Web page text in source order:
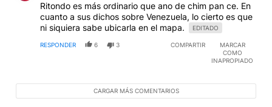
Ritondo es más ordinario que ano de chim pan ce. En
cuanto a sus dichos sobre Venezuela, lo cierto es que
ni siquiera sabe ubicarla en el mapa.
EDITADO
RESPONDER 6 3 COMPARTIR
MARCAR
COMO
INAPROPIADO
CARGAR MÁS COMENTARIOS